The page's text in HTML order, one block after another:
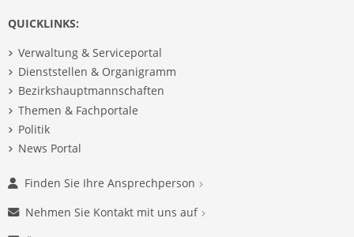
QUICKLINKS:
Verwaltung & Serviceportal
Dienststellen & Organigramm
Bezirkshauptmannschaften
Themen & Fachportale
Politik
News Portal
Finden Sie Ihre Ansprechperson
Nehmen Sie Kontakt mit uns auf